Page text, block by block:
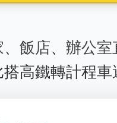
、 飯店、 辦公室
搭高鐵轉計程車